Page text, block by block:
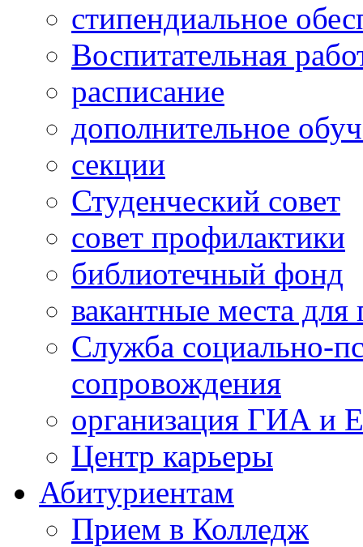
стипендиальное
Воспитательная
расписание
дополнительное
секции
Студенческий совет
совет профилактики
библиотечный фонд
вакантные места
Служба социально-
сопровождения
организация ГИА и
Центр карьеры
Абитуриентам
Прием в Колледж